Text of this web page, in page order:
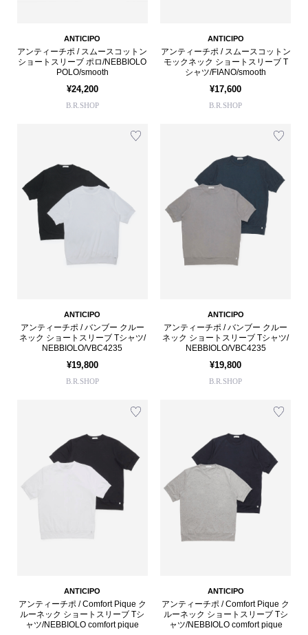
ANTICIPO
アンティーチポ / スムースコットン
ショートスリーブ ポロ/NEBBIOLO
POLO/smooth
¥24,200
B.R.SHOP
ANTICIPO
アンティーチポ / スムースコットン
モックネック ショートスリーブ T
シャツ/FIANO/smooth
¥17,600
B.R.SHOP
ANTICIPO
アンティーチポ / バンブー クルー
ネック ショートスリーブ Tシャツ/
NEBBIOLO/VBC4235
¥19,800
B.R.SHOP
ANTICIPO
アンティーチポ / バンブー クルー
ネック ショートスリーブ Tシャツ/
NEBBIOLO/VBC4235
¥19,800
B.R.SHOP
ANTICIPO
アンティーチポ / Comfort Pique ク
ルーネック ショートスリーブ Tシ
ャツ/NEBBIOLO comfort pique
ANTICIPO
アンティーチポ / Comfort Pique ク
ルーネック ショートスリーブ Tシ
ャツ/NEBBIOLO comfort pique